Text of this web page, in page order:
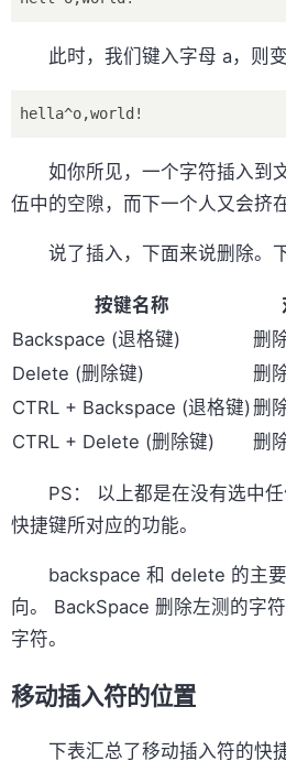
此时，我们键入字母 a，则变
如你所见，一个字符插入到
伍中的空隙，而下一个人又会挤
说了插入，下面来说删除。下
按键名称
Backspace (退格键)
删
Delete (删除键)
删
CTRL + Backspace (退格键)删
CTRL + Delete (删除键)
删
PS： 以上都是在没有选中任
快捷键所对应的功能。
backspace 和 delete 的主要
向。 BackSpace 删除左测的字
字符。
移动插入符的位置
下表汇总了移动插入符的快